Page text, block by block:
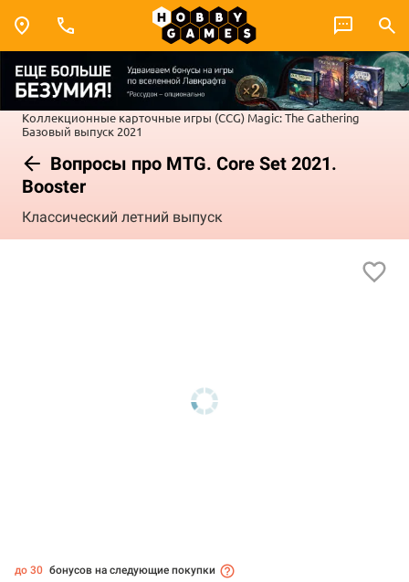
Коллекционные карточные игры (CCG) Magic: The Gathering
Базовый выпуск 2021
Вопросы про MTG. Core Set 2021.
Booster
Классический летний выпуск
до 30 бонусов на следующие покупки